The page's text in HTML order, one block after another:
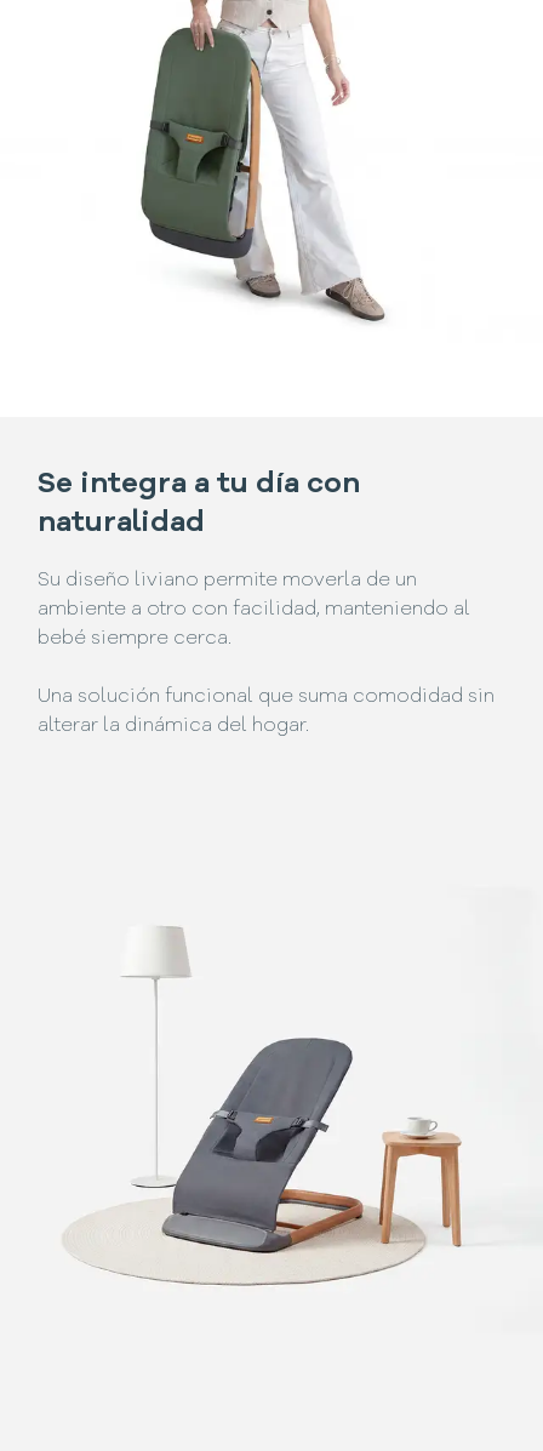
Se integra a tu día con
naturalidad
Su diseño liviano permite moverla de un
ambiente a otro con facilidad, manteniendo al
bebé siempre cerca.
Una solución funcional que suma comodidad sin
alterar la dinámica del hogar.